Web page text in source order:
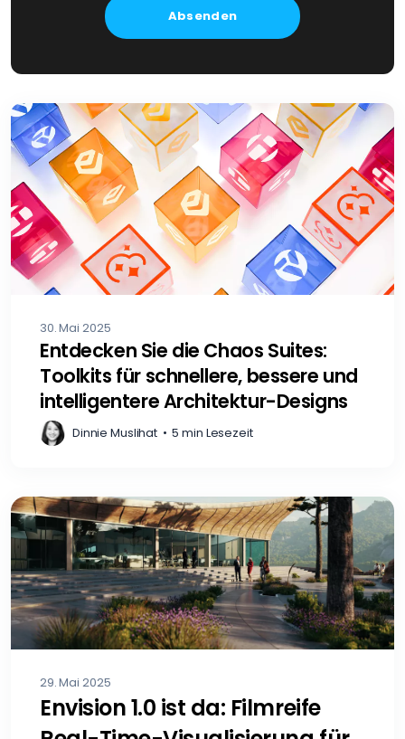
30. Mai 2025
Entdecken Sie die Chaos Suites:
Toolkits für schnellere, bessere und
intelligentere Architektur-Designs
Dinnie Muslihat • 5 min Lesezeit
29. Mai 2025
Envision 1.0 ist da: Filmreife